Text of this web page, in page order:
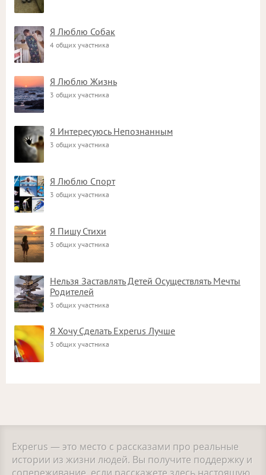
Я Люблю Собак
4 общих участника
Я Люблю Жизнь
3 общих участника
Я Интересуюсь Непознанным
3 общих участника
Я Люблю Спорт
3 общих участника
Я Пишу Стихи
3 общих участника
Нельзя Заставлять Детей Осуществлять Мечты
Родителей
3 общих участника
Я Хочу Сделать Experus Лучше
3 общих участника
Experus — это место с рассказами про реальные
истории из жизни людей. Вы получите поддержку и